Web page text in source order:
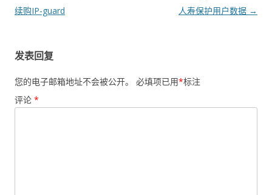
续购IP-guard
人寿保护用户数据 →
发表回复
您的电子邮箱地址不会被公开。 必填项已用*标注
评论 *